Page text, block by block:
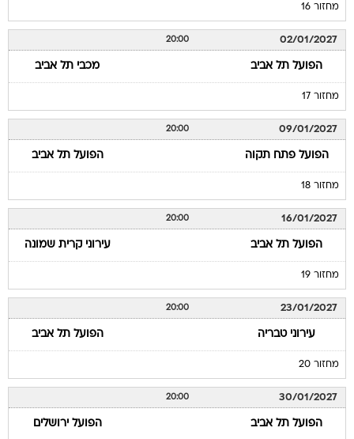
מחזור 16
02/01/2027
20:00
הפועל תל אביב מכבי תל אביב
מחזור 17
09/01/2027
20:00
הפועל פתח תקוה הפועל תל אביב
מחזור 18
16/01/2027
20:00
הפועל תל אביב עירוני קרית שמונה
מחזור 19
23/01/2027
20:00
עירוני טבריה הפועל תל אביב
מחזור 20
30/01/2027
20:00
הפועל תל אביב הפועל ירושלים